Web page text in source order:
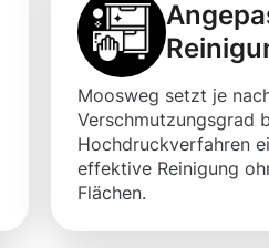
Moosweg setzt je
Verschmutzungsgrad
Hochdruckverfahren
effektive Reinigung
Flächen.